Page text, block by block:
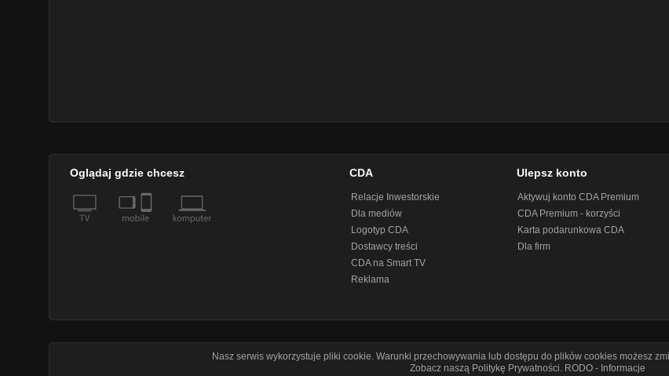
Oglądaj gdzie chcesz CDA
Relacje Inwestorskie
Dla mediów
Logotyp CDA
Dostawcy treści
CDA na Smart TV
Reklama
Ulepsz konto
Aktywuj konto CDA Premium
CDA Premium - korzyści
Karta podarunkowa CDA
Dla firm
Nasz serwis wykorzystuje pliki cookie. Warunki przechowywania lub dostępu do plików cookies możesz
Zobacz naszą Politykę Prywatności. RODO - Informacje